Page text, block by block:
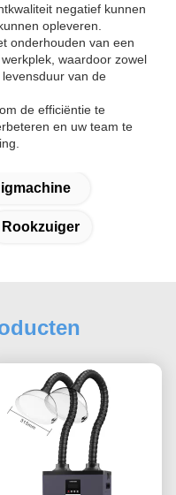
negatief kunnen
opleveren.
onderhouden van een
waardoor zowel
van de
de efficiëntie te
en uw team te
Rookzuiger